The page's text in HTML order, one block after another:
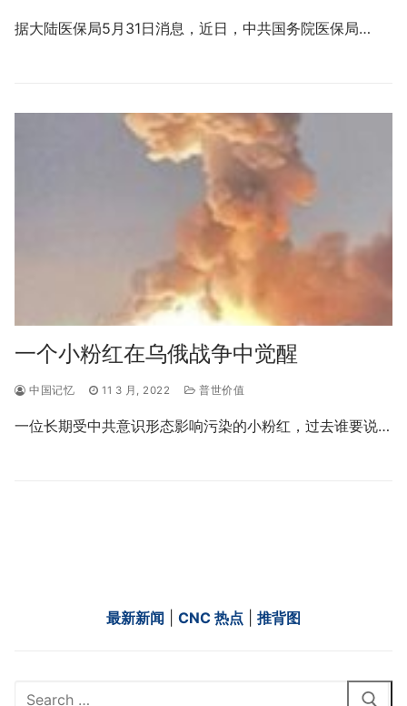
据大陆医保局5月31日消息，近日，中共国务院医保局…
一个小粉红在乌俄战争中觉醒
中国记忆 11 3 月, 2022 普世价值
一位长期受中共意识形态影响污染的小粉红，过去谁要说…
最新新闻 CNC 热点 推背图
Search